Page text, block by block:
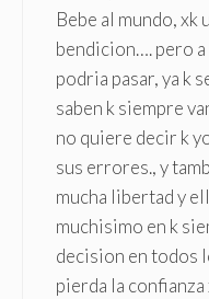
Bebe al mundo, xk
bendicion…. pero a
podria pasar, ya k
saben k siempre
no quiere decir k
sus errores., y
mucha libertad y
muchisimo en k
decision en todos
pierda la